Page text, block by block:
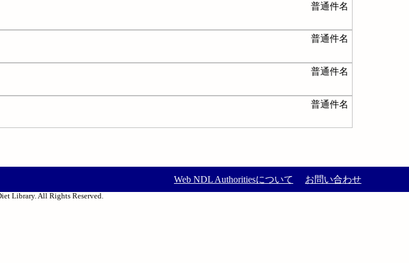
普通件名
普通件名
普通件名
普通件名
Web NDL Authoritiesについて お問い合わせ
Library. All Rights Reserved.